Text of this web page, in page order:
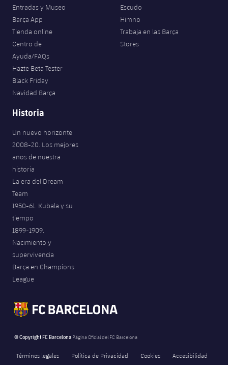
Entradas y Museo
Barça App
Tienda online
Centro de
Ayuda/FAQs
Hazte Beta Tester
Black Friday
Navidad Barça
Escudo
Himno
Trabaja en las Barça
Stores
Historia
Un nuevo horizonte
2008-20. Los mejores
años de nuestra
historia
La era del Dream
Team
1950-61. Kubala y su
tiempo
1899-1909.
Nacimiento y
supervivencia
Barça en Champions
League
© Copyright FC Barcelona Página Oficial del FC Barcelona
Términos legales Política de Privacidad Cookies Accesibilidad